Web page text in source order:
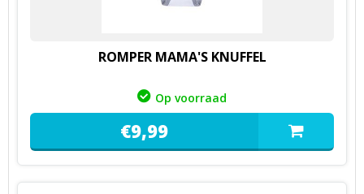
ROMPER MAMA'S KNUFFEL
Op voorraad
€9,99